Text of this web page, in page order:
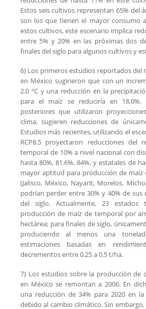
Estos seis cultivos representan 65% del
son los que tienen el mayor consumo
estos cultivos, este escenario implica
entre 5% y 20% en las próximas dos
finales del siglo para algunos cultivos y
6) Los primeros estudios reportados del
en México sugirieron que con un
2.0 ºC y una reducción en la
para el maíz se reduciría en 18.0%.
posteriores que utilizaron
clima, sugieren reducciones de
Estudios más recientes, utilizando el
RCP8.5 proyectaron reducciones del
temporal de 10% a nivel nacional con
hasta 80%, 81.6%, 84%, y estatales de
mayor aptitud para producción de
(Jalisco, México, Nayarit, Morelos,
podrían perder entre 30% y 40% de
del siglo. Actualmente, 23 estados
producción de maíz de temporal por
hectárea; para finales de siglo,
produciendo al menos una
estimaciones basadas en
decrementos entre 0.25 a 0.5 t/ha.
7) Los estudios sobre la producción de
en México se remontan a 2006. En
una reducción de 34% para 2020 en
debido al cambio climático. Sin